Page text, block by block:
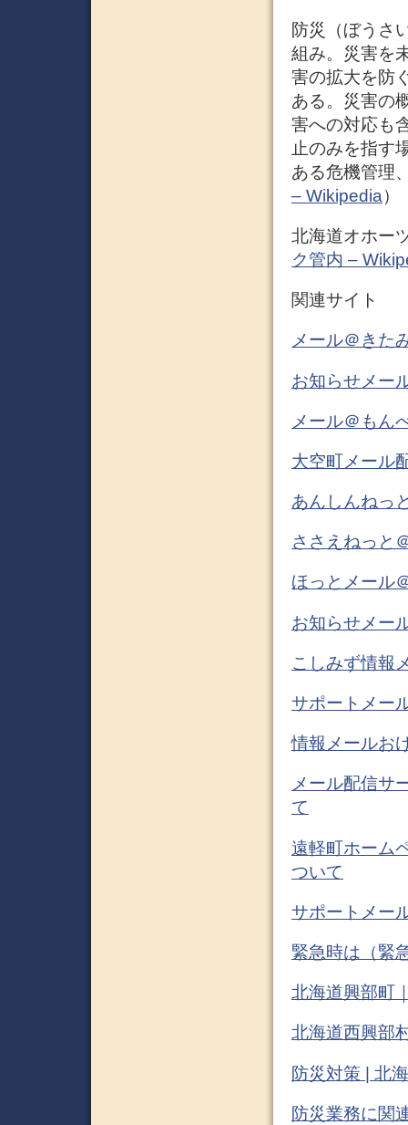
防災（ぼうさ
組み。災害を
害の拡大を防
ある。災害の
害への対応も
止のみを指す
ある危機管理
– Wikipedia）
北海道オホー
ク管内 –
関連サイト
メール＠きた
お知らせメー
メール＠もん
大空町メール
あんしんねっ
ささえねっと
ほっとメール
お知らせメー
こしみず情報
サポートメー
情報メールお
メール配信サ
て
遠軽町ホーム
ついて
サポートメー
緊急時は（緊
北海道興部町
北海道西興部
防災対策 | 北
防災業務に関